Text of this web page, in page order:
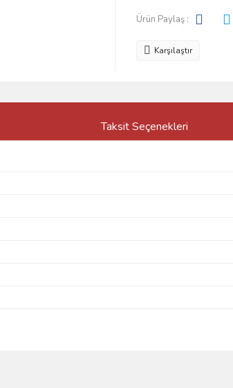
Ürün Paylaş :
Karşılaştır
Taksit Seçenekleri